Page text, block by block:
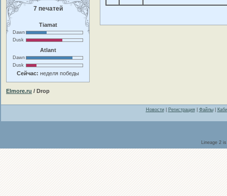
7 печатей
Tiamat
Dawn
Dusk
Atlant
Dawn
Dusk
Сейчас: неделя победы
Elmore.ru / Drop
Новости| Регистрация| Файлы|
Lineage 2